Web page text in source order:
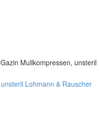
Gazin Mullkompressen,